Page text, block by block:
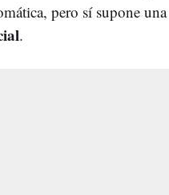
pero sí supone una
.